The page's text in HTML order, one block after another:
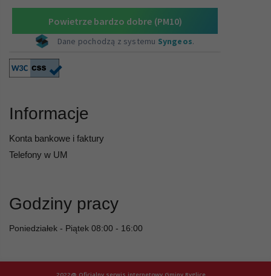
Informacje
Konta bankowe i faktury
Telefony w UM
Godziny pracy
Poniedziałek - Piątek 08:00 - 16:00